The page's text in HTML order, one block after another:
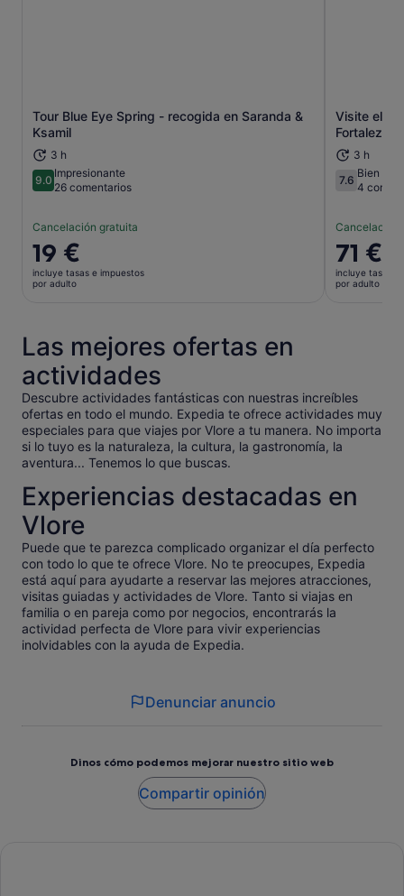
Tour Blue Eye Spring - recogida en Saranda &
Ksamil
3 h
9.09.0 sobre 10
Impresionante
26 comentarios
Cancelación gratuita
El
precio
es
por
adulto
19 €
incluye tasas e impuestos
por adulto
Se abre en una pestaña nueva
Visite el
Fortaleza
3 h
7.67.6 sobre
Bien
4
Cancelación
El
precio
es
71 €
incluye tasas e
por adulto
Las mejores ofertas en
actividades
Descubre actividades fantásticas con nuestras increíbles
ofertas en todo el mundo. Expedia te ofrece actividades muy
especiales para que viajes por Vlore a tu manera. No importa
si lo tuyo es la naturaleza, la cultura, la gastronomía, la
aventura... Tenemos lo que buscas.
Experiencias destacadas en
Vlore
Puede que te parezca complicado organizar el día perfecto
con todo lo que te ofrece Vlore. No te preocupes, Expedia
está aquí para ayudarte a reservar las mejores atracciones,
visitas guiadas y actividades de Vlore. Tanto si viajas en
familia o en pareja como por negocios, encontrarás la
actividad perfecta de Vlore para vivir experiencias
inolvidables con la ayuda de Expedia.
Denunciar anuncio
Dinos cómo podemos mejorar nuestro sitio web
Compartir opinión